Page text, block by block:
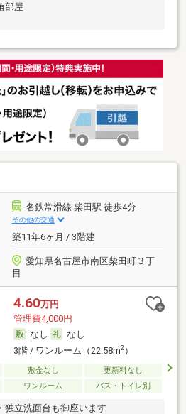
部屋
名鉄常滑線 柴田駅 徒歩4分
その他の交通
築11年6ヶ月 / 3階建
愛知県名古屋市南区柴田町３丁
目
4.60万円
管理費4,000円
なし
なし
3階 / ワンルーム（22.58m2）
敷金なし
更新料なし
ワンルーム バス・トイレ別
独立洗面台も御座います